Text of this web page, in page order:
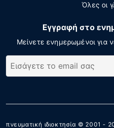
Όλες οι
Εγγραφή στο
Μείνετε ενημερωμένοι για
πνευματική ιδιοκτησία © 2001 -